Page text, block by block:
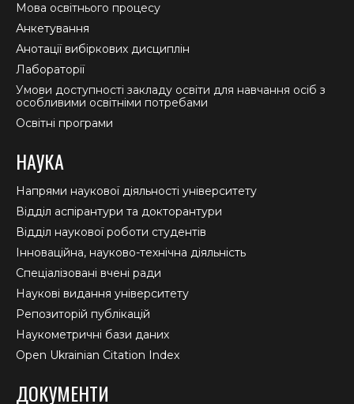
Мова освітнього процесу
Анкетування
Анотації вибіркових дисциплін
Лабораторії
Умови доступності закладу освіти для навчання осіб з
особливими освітніми потребами
Освітні програми
НАУКА
Напрями наукової діяльності університету
Відділ аспірантури та докторантури
Відділ наукової роботи студентів
Інноваційна, науково-технічна діяльність
Спеціалізовані вчені ради
Наукові видання університету
Репозиторій публікацій
Наукометричні бази даних
Open Ukrainian Citation Index
ДОКУМЕНТИ